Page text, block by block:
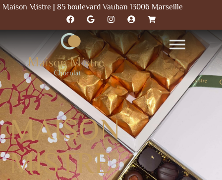
Maison Mistre | 85 boulevard Vauban 13006 Marseille
MAISON
MISTRE